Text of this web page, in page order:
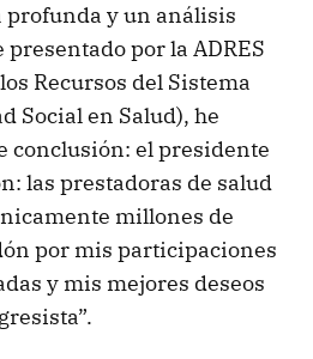
profunda y un análisis
por la ADRES
Recursos del Sistema
Social en Salud), he
conclusión: el presidente
las prestadoras de salud
millones de
por mis participaciones
y mis mejores deseos